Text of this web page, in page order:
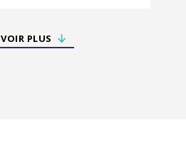
VOIR PLUS